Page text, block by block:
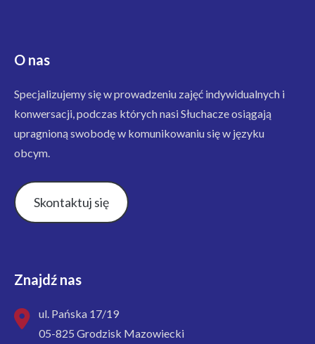
O nas
Specjalizujemy się w prowadzeniu zajęć indywidualnych i
konwersacji, podczas których nasi Słuchacze osiągają
upragnioną swobodę w komunikowaniu się w języku
obcym.
Skontaktuj się
Znajdź nas
ul. Pańska 17/19
05-825 Grodzisk Mazowiecki